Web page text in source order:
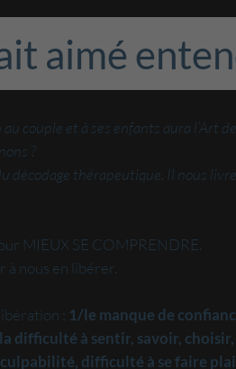
aimé
couple et à ses enfants aura l’Art
?
thérapeutique. Il nous
MIEUX SE COMPRENDRE.
nous en libérer.
: 1/le manque de
difficulté à sentir, savoir,
difficulté à se faire